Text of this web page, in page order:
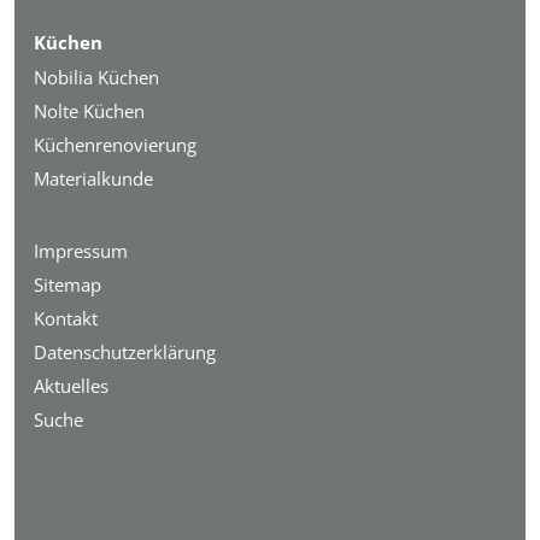
Küchen
Nobilia Küchen
Nolte Küchen
Küchenrenovierung
Materialkunde
Impressum
Sitemap
Kontakt
Datenschutzerklärung
Aktuelles
Suche